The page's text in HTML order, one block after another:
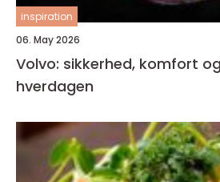
inspiration
06. May 2026
Volvo: sikkerhed, komfort
hverdagen